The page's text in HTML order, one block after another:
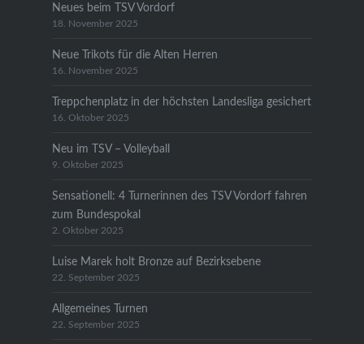
Neues beim TSV Vordorf
18. November 2025
Neue Trikots für die Alten Herren
16. November 2025
Treppchenplatz in der höchsten Landesliga gesichert
16. Oktober 2025
Neu im TSV – Volleyball
9. Oktober 2025
Sensationell: 4 Turnerinnen des TSV Vordorf fahren
zum Bundespokal
2. Oktober 2025
Luise Marek holt Bronze auf Bezirksebene
22. September 2025
Allgemeines Turnen
22. September 2025